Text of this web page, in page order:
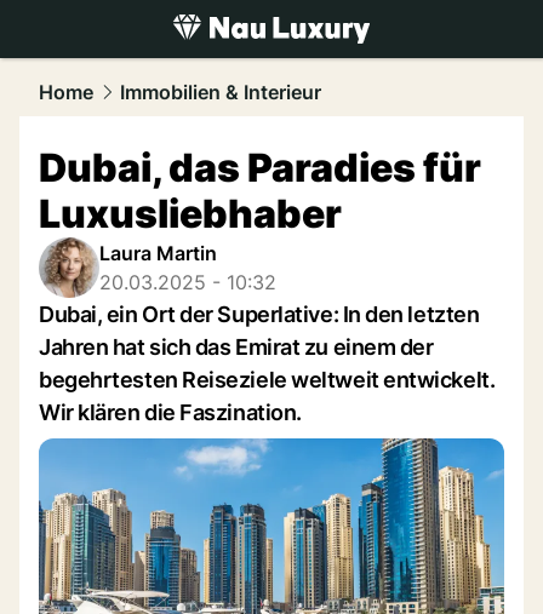
luxury.NAU.ch
Home Immobilien & Interieur
Dubai, das Paradies für
Luxusliebhaber
Laura Martin
20.03.2025 - 10:32
Dubai, ein Ort der Superlative: In den letzten
Jahren hat sich das Emirat zu einem der
begehrtesten Reiseziele weltweit entwickelt.
Wir klären die Faszination.